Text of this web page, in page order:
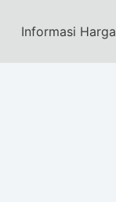
Informasi Harga